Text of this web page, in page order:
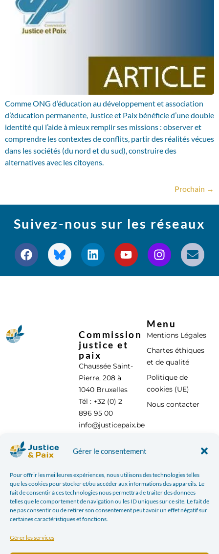
Gérer le consentement
Pour offrir les meilleures expériences, nous utilisons des technologies telles
que les cookies pour stocker et/ou accéder aux informations des appareils. Le
fait de consentir à ces technologies nous permettra de traiter des données
telles que le comportement de navigation ou les ID uniques sur ce site. Le fait de
ne pas consentir ou de retirer son consentement peut avoir un effet négatif sur
certaines caractéristiques et fonctions.
Gérer les services
Comme ONG d’éducation au développement et association
d’éducation permanente, Justice et Paix bénéficie d’une double
identité qui l’aide à mieux remplir ses missions : observer et
comprendre les contextes de conflits, partir des réalités vécues
dans les sociétés (du nord et du sud), construire des
alternatives avec les citoyens.
Prochain →
Suivez-nous sur les réseaux
Commission
justice et
paix
Chaussée Saint-
Pierre, 208 à
1040 Bruxelles
Tél : +32 (0) 2
896 95 00
info@justicepaix.be
Menu
Mentions Légales
Chartes éthiques
et de qualité
Politique de
cookies (UE)
Nous contacter